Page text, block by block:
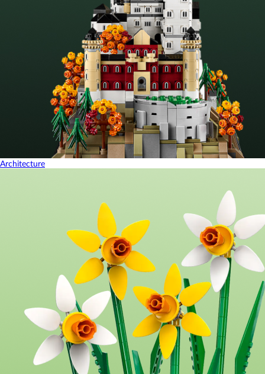
Architecture